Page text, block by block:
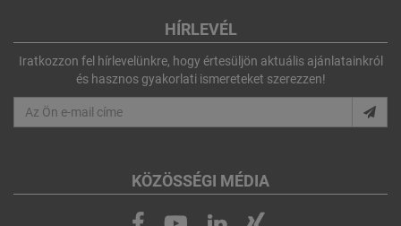
HÍRLEVÉL
Iratkozzon fel hírlevelünkre, hogy értesüljön aktuális ajánlatainkról
és hasznos gyakorlati ismereteket szerezzen!
KÖZÖSSÉGI MÉDIA